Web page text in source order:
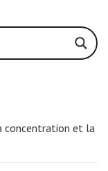
concentration et la